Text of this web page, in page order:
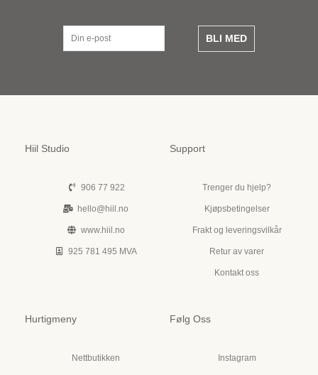
BLI MED
Hiil Studio
906 77 922
hello@hiil.no
www.hiil.no
925 781 495 MVA
Support
Trenger du hjelp?
Kjøpsbetingelser
Frakt og leveringsvilkår
Retur av varer
Kontakt oss
Hurtigmeny
Nettbutikken
Følg Oss
Instagram